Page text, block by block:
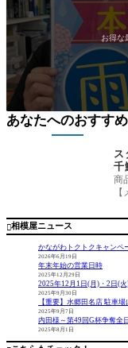
お得な
相模屋ニュース
かながわトクトクキャンペ
2026年6月19日
年末年始の営業日時
2025年12月29日
2025年12月1日(月)・2日(
2025年9月30日
【重要】水郷田名店 駐車
2025年9月7日
内田様～第49回G杯争奪全
2025年8月1日
あなたへのおすすめ
ス
千
載
出
n
商
（
月
グ
フ
で